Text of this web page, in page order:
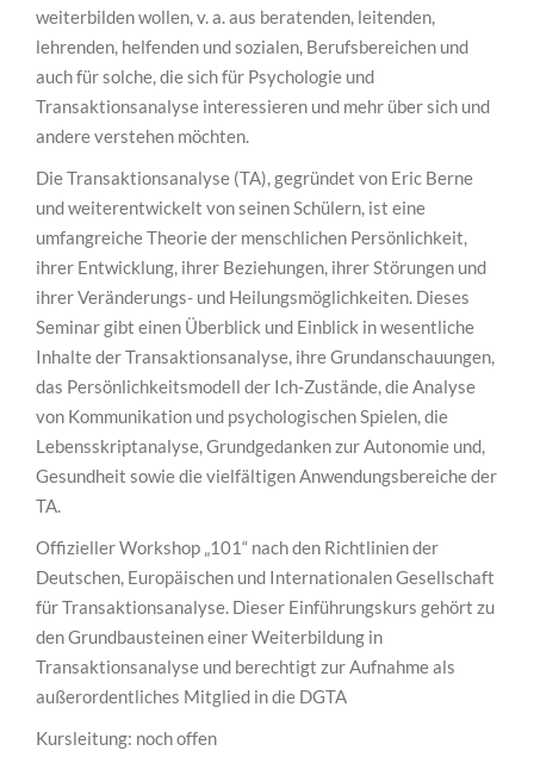
weiterbilden wollen, v. a. aus beratenden, leitenden,
lehrenden, helfenden und sozialen, Berufsbereichen und
auch für solche, die sich für Psychologie und
Transaktionsanalyse interessieren und mehr über sich und
andere verstehen möchten.
Die Transaktionsanalyse (TA), gegründet von Eric Berne
und weiterentwickelt von seinen Schülern, ist eine
umfangreiche Theorie der menschlichen Persönlichkeit,
ihrer Entwicklung, ihrer Beziehungen, ihrer Störungen und
ihrer Veränderungs- und Heilungsmöglichkeiten. Dieses
Seminar gibt einen Überblick und Einblick in wesentliche
Inhalte der Transaktionsanalyse, ihre Grundanschauungen,
das Persönlichkeitsmodell der Ich-Zustände, die Analyse
von Kommunikation und psychologischen Spielen, die
Lebensskriptanalyse, Grundgedanken zur Autonomie und,
Gesundheit sowie die vielfältigen Anwendungsbereiche der
TA.
Offizieller Workshop „101“ nach den Richtlinien der
Deutschen, Europäischen und Internationalen Gesellschaft
für Transaktionsanalyse. Dieser Einführungskurs gehört zu
den Grundbausteinen einer Weiterbildung in
Transaktionsanalyse und berechtigt zur Aufnahme als
außerordentliches Mitglied in die DGTA
Kursleitung: noch offen